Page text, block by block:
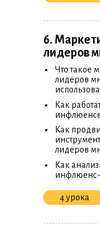
6.
лидеров
Что такое
лидеров
•
Как
•
Как
лидеров
•
4 урока
Как
•